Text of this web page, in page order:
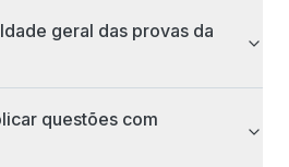
geral das provas da
questões com